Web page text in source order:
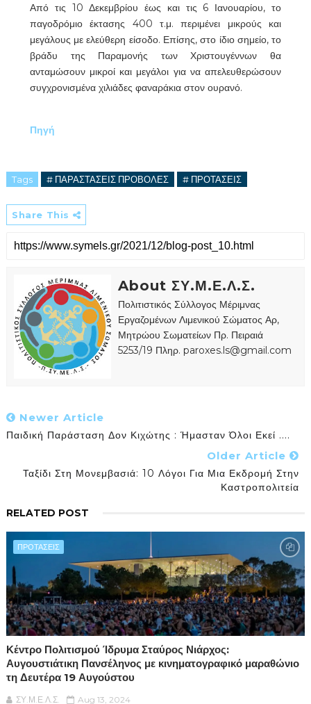
Από τις 10 Δεκεμβρίου έως και τις 6 Ιανουαρίου, το
παγοδρόμιο έκτασης 400 τ.μ. περιμένει μικρούς και
μεγάλους με ελεύθερη είσοδο. Επίσης, στο ίδιο σημείο, το
βράδυ της Παραμονής των Χριστουγέννων θα
ανταμώσουν μικροί και μεγάλοι για να απελευθερώσουν
συγχρονισμένα χιλιάδες φαναράκια στον ουρανό.
Πηγή
Tags # ΠΑΡΑΣΤΑΣΕΙΣ ΠΡΟΒΟΛΕΣ # ΠΡΟΤΑΣΕΙΣ
Share This
About ΣΥ.Μ.Ε.Λ.Σ.
Πολιτιστικός Σύλλογος Μέριμνας
Εργαζομένων Λιμενικού Σώματος Αρ,
Μητρώου Σωματείων Πρ. Πειραιά
5253/19 Πληρ. paroxes.ls@gmail.com
Newer Article
Παιδική Παράσταση Δον Κιχώτης : Ήμασταν Όλοι Εκεί ....
Older Article
Ταξίδι Στη Μονεμβασιά: 10 Λόγοι Για Μια Εκδρομή Στην
Καστροπολιτεία
RELATED POST
ΠΡΟΤΑΣΕΙΣ
Κέντρο Πολιτισμού Ίδρυμα Σταύρος Νιάρχος:
Αυγουστιάτικη Πανσέληνος με κινηματογραφικό μαραθώνιο
τη Δευτέρα 19 Αυγούστου
ΣΥ.Μ.Ε.Λ.Σ. Aug 13, 2024